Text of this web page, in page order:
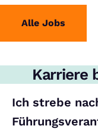
Alle Jobs
Karriere
Ich strebe